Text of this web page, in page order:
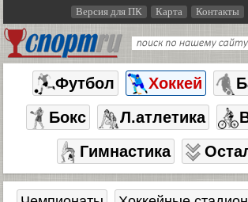
Версия для ПК Карта Контакты
Футбол Хоккей
Бокс
Л.атлетика
Гимнастика